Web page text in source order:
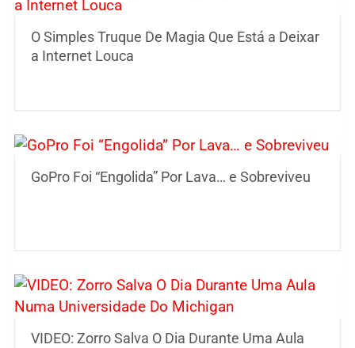
O Simples Truque De Magia Que Está a Deixar
a Internet Louca
GoPro Foi “Engolida” Por Lava… e Sobreviveu
VIDEO: Zorro Salva O Dia Durante Uma Aula